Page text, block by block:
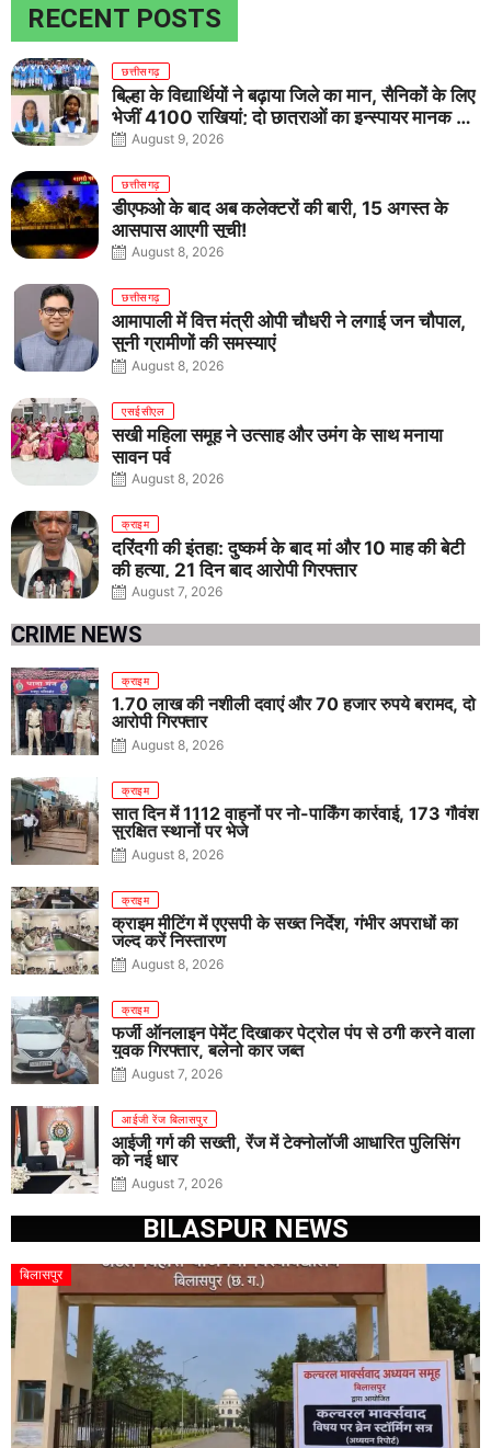
RECENT POSTS
छत्तीसगढ़
बिल्हा के विद्यार्थियों ने बढ़ाया जिले का मान, सैनिकों के लिए
भेजीं 4100 राखियां; दो छात्राओं का इन्स्पायर मानक में
राष्ट्रीय चयन
August 9, 2026
छत्तीसगढ़
डीएफओ के बाद अब कलेक्टरों की बारी, 15 अगस्त के
आसपास आएगी सूची!
August 8, 2026
छत्तीसगढ़
आमापाली में वित्त मंत्री ओपी चौधरी ने लगाई जन चौपाल,
सुनी ग्रामीणों की समस्याएं
August 8, 2026
एसईसीएल
सखी महिला समूह ने उत्साह और उमंग के साथ मनाया
सावन पर्व
August 8, 2026
क्राइम
दरिंदगी की इंतहा: दुष्कर्म के बाद मां और 10 माह की बेटी
की हत्या, 21 दिन बाद आरोपी गिरफ्तार
August 7, 2026
CRIME NEWS
क्राइम
1.70 लाख की नशीली दवाएं और 70 हजार रुपये बरामद, दो
आरोपी गिरफ्तार
August 8, 2026
क्राइम
सात दिन में 1112 वाहनों पर नो-पार्किंग कार्रवाई, 173 गौवंश
सुरक्षित स्थानों पर भेजे
August 8, 2026
क्राइम
क्राइम मीटिंग में एएसपी के सख्त निर्देश, गंभीर अपराधों का
जल्द करें निस्तारण
August 8, 2026
क्राइम
फर्जी ऑनलाइन पेमेंट दिखाकर पेट्रोल पंप से ठगी करने वाला
युवक गिरफ्तार, बलेनो कार जब्त
August 7, 2026
आईजी रेंज बिलासपुर
आईजी गर्ग की सख्ती, रेंज में टेक्नोलॉजी आधारित पुलिसिंग
को नई धार
August 7, 2026
BILASPUR NEWS
बिलासपुर